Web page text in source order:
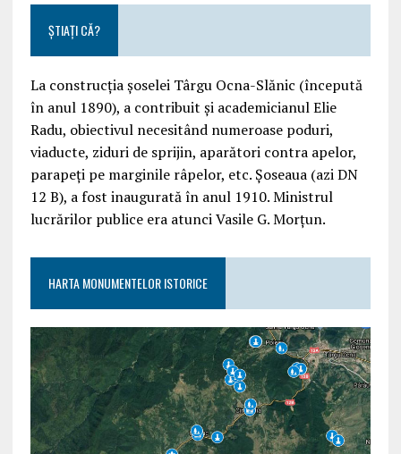
ȘTIAȚI CĂ?
La construcția șoselei Târgu Ocna-Slănic (începută
în anul 1890), a contribuit și academicianul Elie
Radu, obiectivul necesitând numeroase poduri,
viaducte, ziduri de sprijin, aparători contra apelor,
parapeți pe marginile râpelor, etc. Șoseaua (azi DN
12 B), a fost inaugurată în anul 1910. Ministrul
lucrărilor publice era atunci Vasile G. Morțun.
HARTA MONUMENTELOR ISTORICE